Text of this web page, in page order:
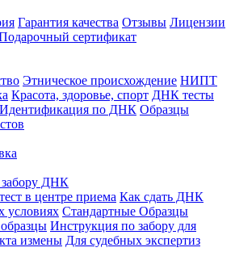
Гарантия качества Отзывы Лицензии
сертификат
Этническое происхождение НИПТ
Красота, здоровье, спорт ДНК тесты
Идентификация по ДНК Образцы
ДНК
в центре приема Как сдать ДНК
условиях Стандартные Образцы
Инструкция по забору для
измены Для судебных экспертиз